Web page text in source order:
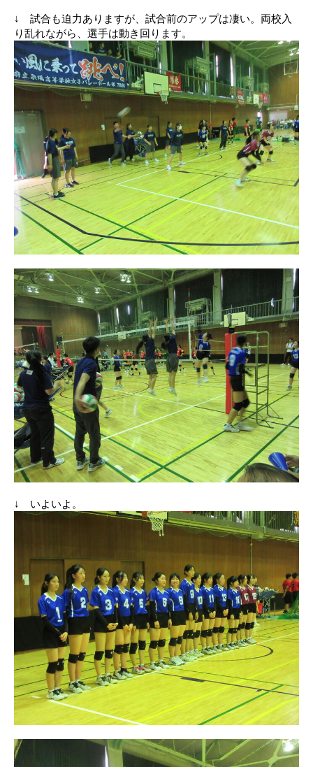
↓ 試合も迫力ありますが、試合前のアップは凄い。両校入
り乱れながら、選手は動き回ります。
↓ いよいよ。